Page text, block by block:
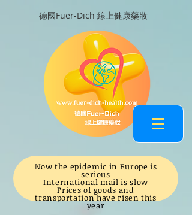
德國Fuer-Dich 線上健康藥妝
Now the epidemic in Europe is
serious
International mail is slow
Prices of goods and
transportation have risen this
year